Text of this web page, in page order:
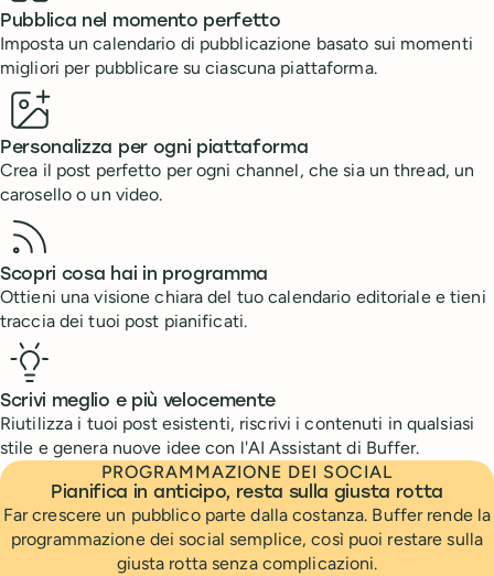
Pubblica nel momento perfetto
Imposta un calendario di pubblicazione basato sui momenti
migliori per pubblicare su ciascuna piattaforma.
Personalizza per ogni piattaforma
Crea il post perfetto per ogni channel, che sia un thread, un
carosello o un video.
Scopri cosa hai in programma
Ottieni una visione chiara del tuo calendario editoriale e tieni
traccia dei tuoi post pianificati.
Scrivi meglio e più velocemente
Riutilizza i tuoi post esistenti, riscrivi i contenuti in qualsiasi
stile e genera nuove idee con l'AI Assistant di Buffer.
PROGRAMMAZIONE DEI SOCIAL
Pianifica in anticipo, resta sulla giusta rotta
Far crescere un pubblico parte dalla costanza. Buffer rende la
programmazione dei social semplice, così puoi restare sulla
giusta rotta senza complicazioni.